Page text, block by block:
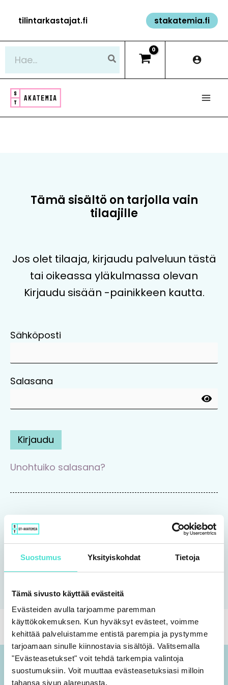
Suostumus Yksityiskohdat Tietoja
Tämä sivusto käyttää evästeitä
Evästeiden avulla tarjoamme paremman
käyttökokemuksen. Kun hyväksyt evästeet, voimme
kehittää palveluistamme entistä parempia ja pystymme
tarjoamaan sinulle kiinnostavia sisältöjä. Valitsemalla
"Evästeasetukset" voit tehdä tarkempia valintoja
suostumuksiin. Voit muuttaa evästeasetuksiasi milloin
tahansa sivun alareunasta.
sisältöön
tilintarkastajat.fi stakatemia.fi
Tämä sisältö on tarjolla vain
tilaajille
Jos olet tilaaja, kirjaudu palveluun tästä
tai oikeassa yläkulmassa olevan
Kirjaudu sisään -painikkeen kautta.
Sähköposti
Salasana
Kirjaudu
Unohtuiko salasana?
Tutustu Rajaton-koulutuspalveluun
Tutustu